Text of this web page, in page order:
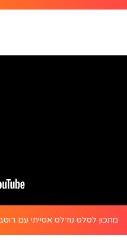
מתכון לסלט נודלס אסייתי עם